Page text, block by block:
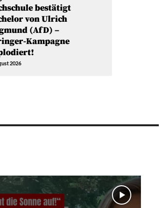
bestätigt
von Ulrich
(AfD) –
Kampagne
2026